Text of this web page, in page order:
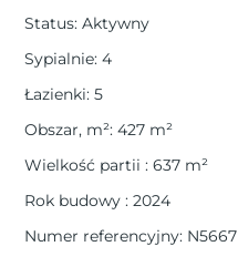
Status: Aktywny
Sypialnie: 4
Łazienki: 5
Obszar, m²: 427 m²
Wielkość partii: 637 m²
Rok budowy: 2024
Numer referencyjny: N5667